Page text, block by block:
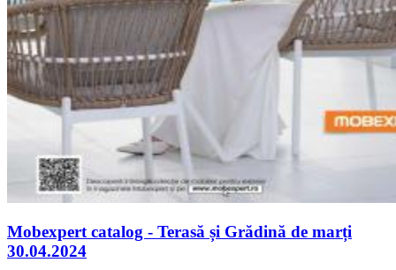
Mobexpert catalog - Terasă și Grădină de marți
30.04.2024